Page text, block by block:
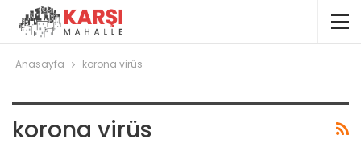
Anasayfa korona virüs
korona virüs